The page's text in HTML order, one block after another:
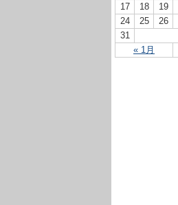
« 1月
17
18 19
24
25 26
31